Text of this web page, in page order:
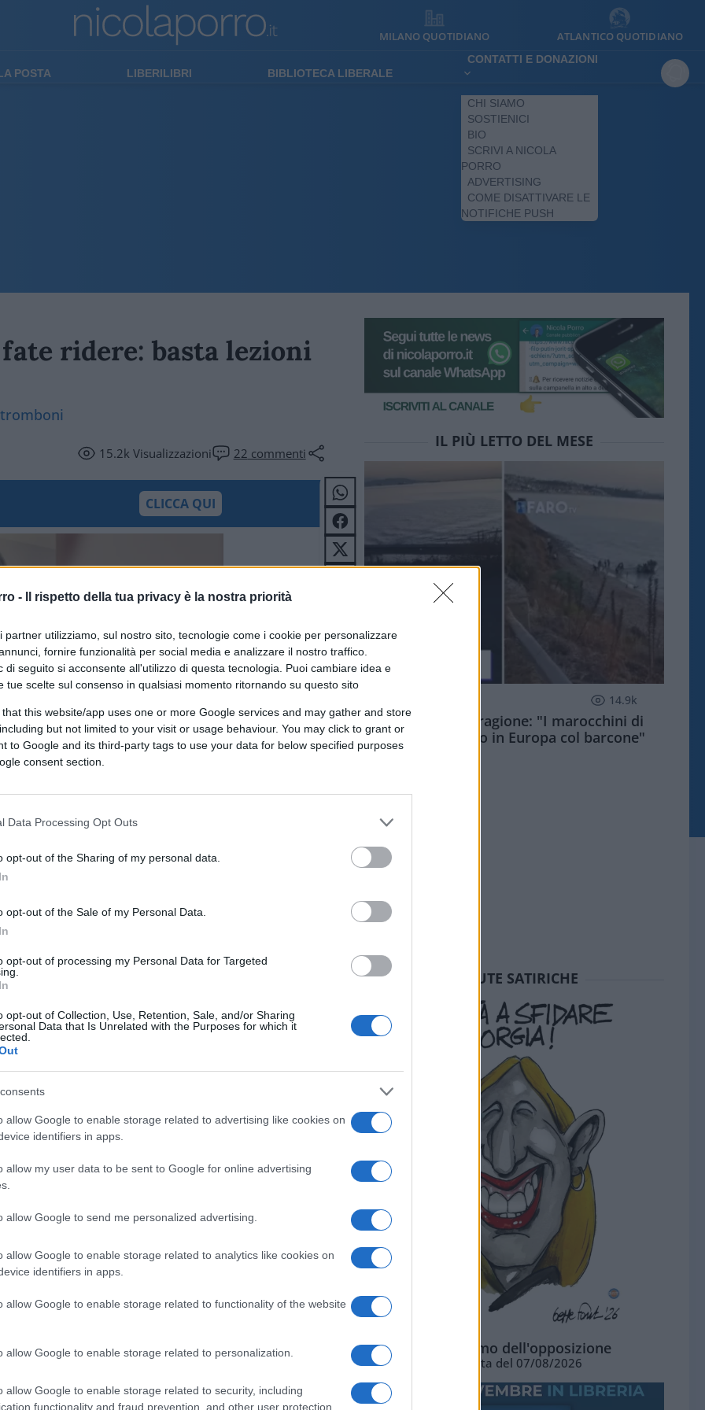
- Il rispetto della tua privacy è la nostra priorità
partner utilizziamo, sul nostro sito, tecnologie come i cookie per personalizzare
fornire funzionalità per social media e analizzare il nostro traffico.
di seguito si acconsente all'utilizzo di questa tecnologia. Puoi cambiare idea e
tue scelte sul consenso in qualsiasi momento ritornando su questo sito
that this website/app uses one or more Google services and may gather and store
but not limited to your visit or usage behaviour. You may click to grant or
to Google and its third-party tags to use your data for below specified purposes
consent section.
Data Processing Opt Outs
opt-out of the Sharing of my personal data.
opt-out of the Sale of my Personal Data.
opt-out of processing my Personal Data for Targeted
opt-out of Collection, Use, Retention, Sale, and/or Sharing
Data that Is Unrelated with the Purposes for which it
allow Google to enable storage related to advertising like cookies on
identifiers in apps.
allow my user data to be sent to Google for online advertising
allow Google to send me personalized advertising.
allow Google to enable storage related to analytics like cookies on
identifiers in apps.
allow Google to enable storage related to functionality of the website
allow Google to enable storage related to personalization.
allow Google to enable storage related to security, including
functionality and fraud prevention, and other user protection.
MILANO QUOTIDIANO ATLANTICO QUOTIDIANO
POSTA LIBERILIBRI BIBLIOTECA LIBERALE
CONTATTI E DONAZIONI
CHI SIAMO
SOSTIENICI
BIO
SCRIVI A NICOLA
PORRO
ADVERTISING
COME DISATTIVARE LE
NOTIFICHE PUSH
ridere: basta lezioni
15.2kVisualizzazioni 22 commenti
CLICCA QUI
serietà della vicenda, mi scappa da
semplice semplice: dove eravate?
alleOngperché alcune di loro, non
schermo al business? Dove eravate
alla falsa solidarietà”, “attenti ai paladini
molto distorto? Dove eravate
come amanti degli altri e della
si nascondono interessi assai più
a frasi roboanti come “non c’è pace
dietro queste sigle, a volte ma non
di assai meno nobile…
Giordano.
IL PIÙ LETTO DEL MESE
14.9k
Meloni aveva ragione: "I marocchini di
Ceuta sbarcano in Europa col barcone"
SEDUTE SATIRICHE
L'ottimismo dell'opposizione
Vignetta del 07/08/2026